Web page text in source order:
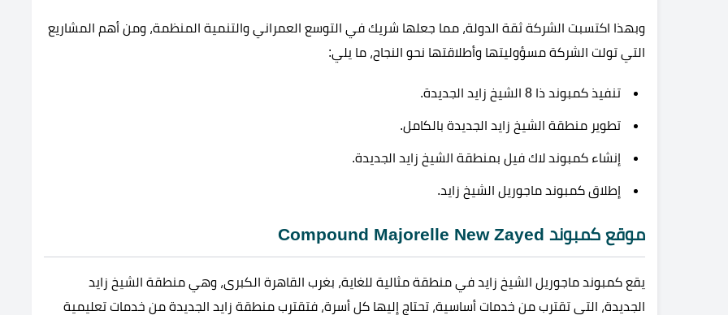
وبهذا اكتسبت الشركة ثقة الدولة، مما جعلها شريك في التوسع العمراني والتنمية المنظمة، ومن أهم المشاريع
التي تولت الشركة مسؤوليتها وأطلاقتها نحو النجاح، ما يلي:
تنفيذ كمبوند ذا 8 الشيخ زايد الجديدة.
تطوير منطقة الشيخ زايد الجديدة بالكامل.
إنشاء كمبوند لاك فيل بمنطقة الشيخ زايد الجديدة.
إطلاق كمبوند ماجوريل الشيخ زايد.
موقع كمبوند Compound Majorelle New Zayed
يقع كمبوند ماجوريل الشيخ زايد في منطقة مثالية للغاية، بغرب القاهرة الكبرى، وهي منطقة الشيخ زايد
الجديدة، التي تقترب من خدمات أساسية، تحتاج إليها كل أسرة، فتقترب منطقة زايد الجديدة من خدمات تعليمية